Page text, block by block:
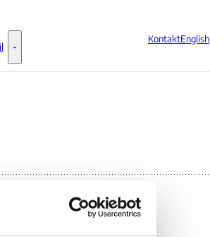
KontaktEnglish
links
Information til - Flere links